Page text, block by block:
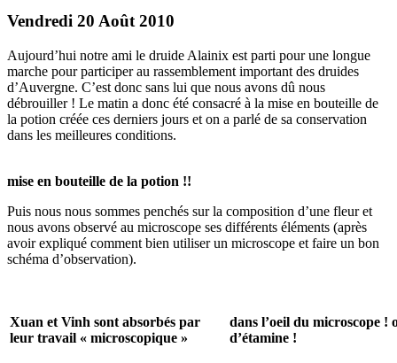
Vendredi 20 Août 2010
Aujourd’hui notre ami le druide Alainix est parti pour une longue
marche pour participer au rassemblement important des druides
d’Auvergne. C’est donc sans lui que nous avons dû nous
débrouiller ! Le matin a donc été consacré à la mise en bouteille de
la potion créée ces derniers jours et on a parlé de sa conservation
dans les meilleures conditions.
mise en bouteille de la potion !!
Puis nous nous sommes penchés sur la composition d’une fleur et
nous avons observé au microscope ses différents éléments (après
avoir expliqué comment bien utiliser un microscope et faire un bon
schéma d’observation).
Xuan et Vinh sont absorbés par
leur travail « microscopique »
dans l’oeil du microscope !
d’étamine !